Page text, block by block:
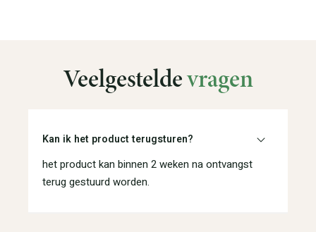
Veelgesteldevragen
Kan ik het product terugsturen?
het product kan binnen 2 weken na ontvangst
terug gestuurd worden.